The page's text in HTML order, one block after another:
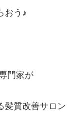
おう♪
門家が
髪質改善サロン